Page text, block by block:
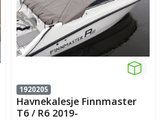
1920205
Havnekalesje Finnmaster
T6 / R6 2019-